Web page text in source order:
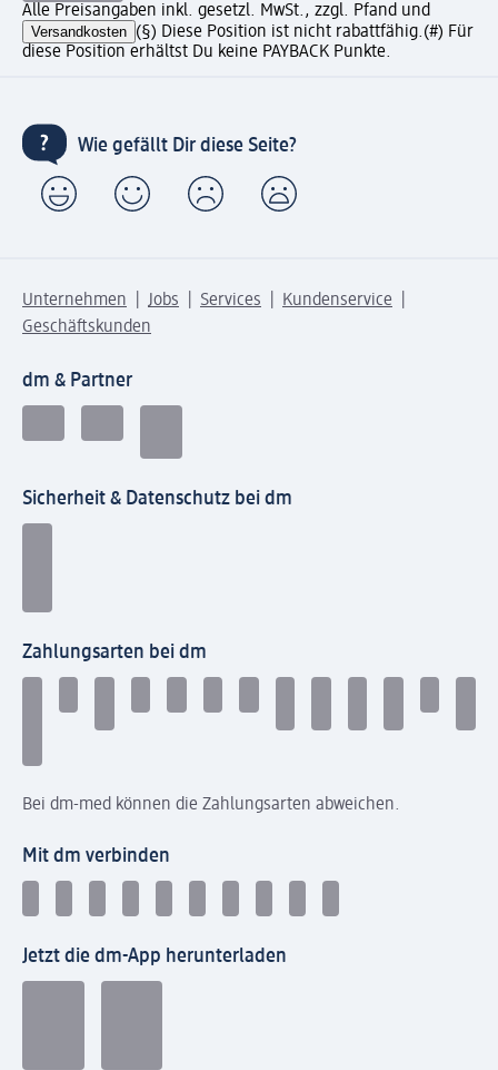
Alle Preisangaben inkl. gesetzl. MwSt., zzgl. Pfand und
Versandkosten (§) Diese Position ist nicht rabattfähig.(#) Für
diese Position erhältst Du keine PAYBACK Punkte.
Wie gefällt Dir diese Seite?
Unternehmen Jobs Services
Kundenservice
Geschäftskunden
dm & Partner
Sicherheit & Datenschutz bei dm
Zahlungsarten bei dm
Bei dm-med können die Zahlungsarten abweichen.
Mit dm verbinden
Jetzt die dm-App herunterladen